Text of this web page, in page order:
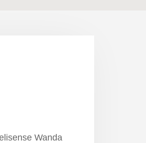
Wanda